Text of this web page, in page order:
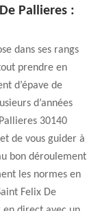
Pallieres :
dans ses rangs
prendre en
d’épave de
d’années
30140
de vous guider à
bon déroulement
les normes en
Felix De